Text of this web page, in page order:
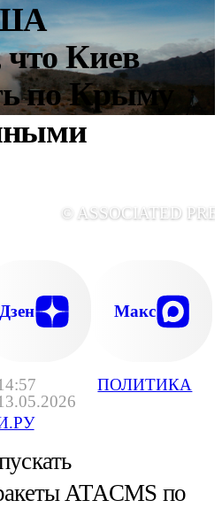
ПОЛИТИКА
что Киев
по Крыму
© ASSOCIATED
Дзен Макс
ATACMS по